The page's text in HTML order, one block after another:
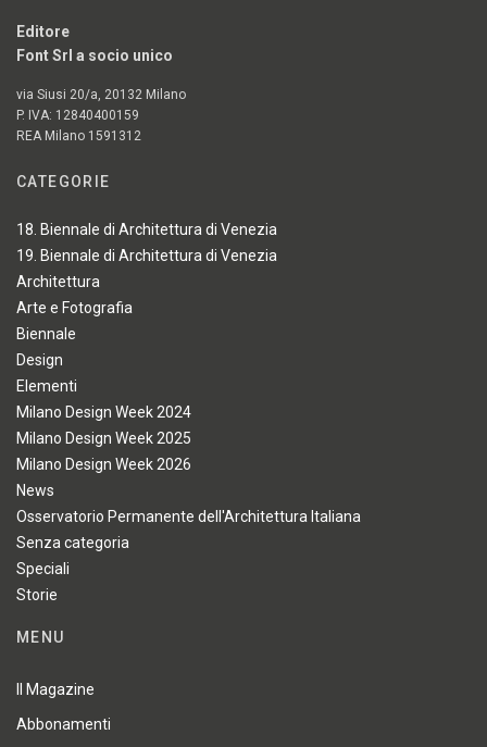
Editore
Font Srl a socio unico
via Siusi 20/a, 20132 Milano
P. IVA: 12840400159
REA Milano 1591312
CATEGORIE
18. Biennale di Architettura di Venezia
19. Biennale di Architettura di Venezia
Architettura
Arte e Fotografia
Biennale
Design
Elementi
Milano Design Week 2024
Milano Design Week 2025
Milano Design Week 2026
News
Osservatorio Permanente dell'Architettura Italiana
Senza categoria
Speciali
Storie
MENU
Il Magazine
Abbonamenti